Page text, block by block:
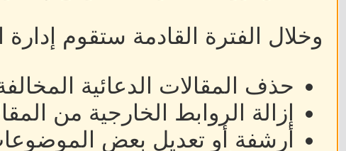
وخلال الفترة القادمة ستقوم
حذف المقالات الدعائية
إزالة الروابط الخارجية من
أرشفة أو تعديل بعض